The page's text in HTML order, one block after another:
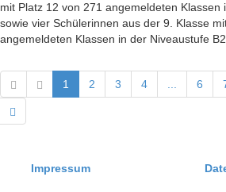
mit Platz 12 von 271 angemeldeten Klassen
sowie vier Schülerinnen aus der 9. Klasse
angemeldeten Klassen in der Niveaustufe B2.
1 2 3 4 6
Impressum